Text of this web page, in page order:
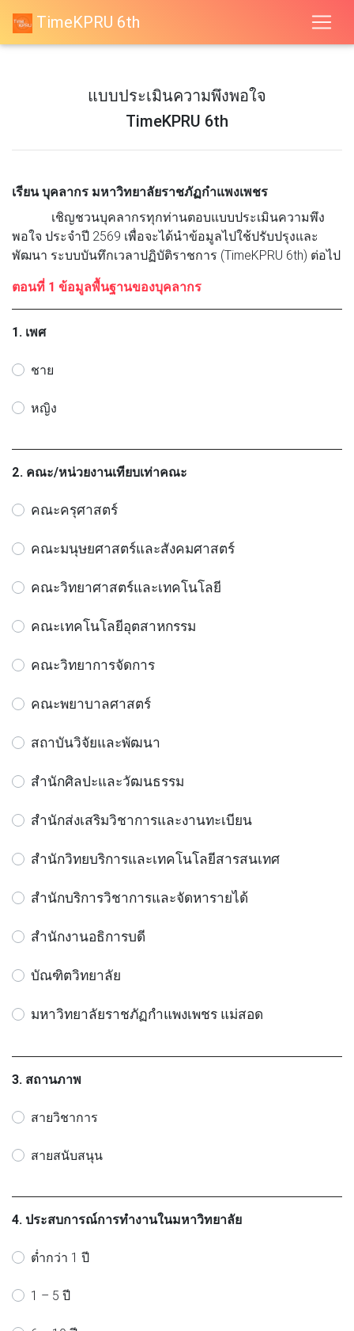
TimeKPRU 6th
แบบประเมินความพึงพอใจ
TimeKPRU 6th
เรียน บุคลากร มหาวิทยาลัยราชภัฏกำแพงเพชร
เชิญชวนบุคลากรทุกท่านตอบแบบประเมินความพึง
พอใจ ประจำปี 2569 เพื่อจะได้นำข้อมูลไปใช้ปรับปรุงและ
พัฒนา ระบบบันทึกเวลาปฏิบัติราชการ (TimeKPRU 6th) ต่อไป
ตอนที่ 1 ข้อมูลพื้นฐานของบุคลากร
1. เพศ
ชาย
หญิง
2. คณะ/หน่วยงานเทียบเท่าคณะ
คณะครุศาสตร์
คณะมนุษยศาสตร์และสังคมศาสตร์
คณะวิทยาศาสตร์และเทคโนโลยี
คณะเทคโนโลยีอุตสาหกรรม
คณะวิทยาการจัดการ
คณะพยาบาลศาสตร์
สถาบันวิจัยและพัฒนา
สำนักศิลปะและวัฒนธรรม
สำนักส่งเสริมวิชาการและงานทะเบียน
สำนักวิทยบริการและเทคโนโลยีสารสนเทศ
สำนักบริการวิชาการและจัดหารายได้
สำนักงานอธิการบดี
บัณฑิตวิทยาลัย
มหาวิทยาลัยราชภัฏกำแพงเพชร แม่สอด
3. สถานภาพ
สายวิชาการ
สายสนับสนุน
4. ประสบการณ์การทำงานในมหาวิทยาลัย
ต่ำกว่า 1 ปี
1 – 5 ปี